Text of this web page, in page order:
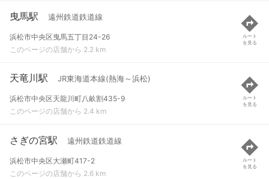
曳馬駅 遠州鉄道鉄道線
浜松市中央区曳馬五丁目24-26
このページの店舗から 2.2 km
ルート
を見る
天竜川駅 JR東海道本線(熱海～浜松)
浜松市中央区天龍川町八畝割435-9
このページの店舗から 2.4 km
ルート
を見る
さぎの宮駅 遠州鉄道鉄道線
浜松市中央区大瀬町417-2
このページの店舗から 2.6 km
ルート
を見る